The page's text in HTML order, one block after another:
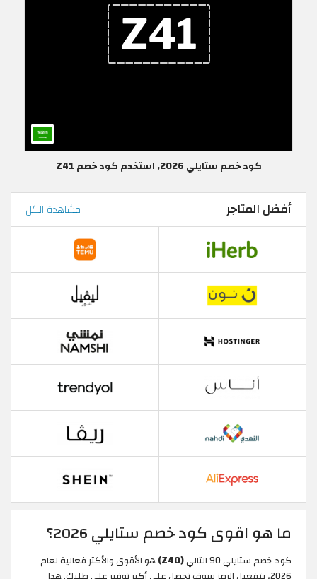
كود خصم ستايلي 2026, استخدم كود خصم Z41
أفضل المتاجر مشاهدة الكل
ما هو اقوى كود خصم ستايلي 2026؟
كود خصم ستايلي 90 التالي (Z40)
هو الأقوى والأكثر فعالية لعام